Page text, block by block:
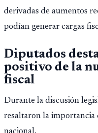
derivadas de aumentos
podían generar cargas
Diputados
positivo de la
fiscal
Durante la discusión
resaltaron la importancia